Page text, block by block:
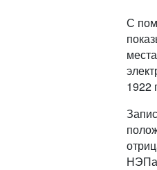
С
1922
НЭПа